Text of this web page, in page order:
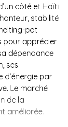
côté et Haïti
stabilité
pot
pour apprécier
dépendance
ses
d’énergie par
Le marché
de la
améliorée.